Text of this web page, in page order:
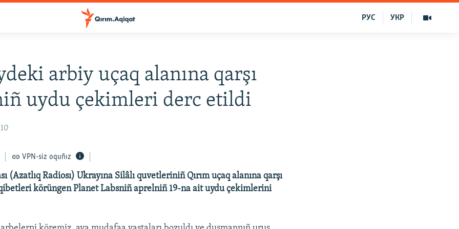
УКР
РУС
arbiy uçaq alanına qarşı
uydu çekimleri derc etildi
VPN-siz oquñız
(Azatlıq Radiosı) Ukrayına Silâlı quvetleriniñ Qırım uçaq alanına qarşı
körüngen Planet Labsniñ aprelniñ 19-na ait uydu çekimlerini